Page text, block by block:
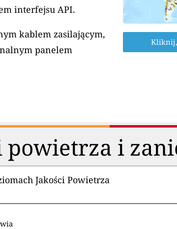
interfejsu API.
kablem zasilającym,
panelem
i
Jakości Powietrza